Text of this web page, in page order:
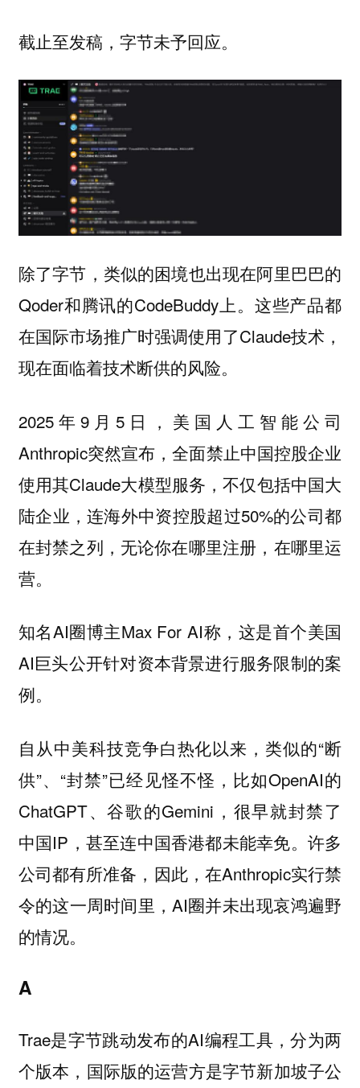
截止至发稿，字节未予回应。
除了字节，类似的困境也出现在阿里巴巴的
Qoder和腾讯的CodeBuddy上。这些产品都
在国际市场推广时强调使用了Claude技术，
现在面临着技术断供的风险。
2025年9月5日，美国人工智能公司
Anthropic突然宣布，全面禁止中国控股企业
使用其Claude大模型服务，不仅包括中国大
陆企业，连海外中资控股超过50%的公司都
在封禁之列，无论你在哪里注册，在哪里运
营。
知名AI圈博主Max For AI称，这是首个美国
AI巨头公开针对资本背景进行服务限制的案
例。
自从中美科技竞争白热化以来，类似的“断
供”、“封禁”已经见怪不怪，比如OpenAI的
ChatGPT、谷歌的Gemini，很早就封禁了
中国IP，甚至连中国香港都未能幸免。许多
公司都有所准备，因此，在Anthropic实行禁
令的这一周时间里，AI圈并未出现哀鸿遍野
的情况。
A
Trae是字节跳动发布的AI编程工具，分为两
个版本，国际版的运营方是字节新加坡子公